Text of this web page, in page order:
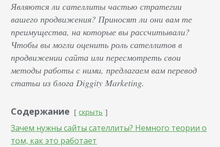
Являются ли сателлиты частью стратегии
вашего продвижения? Приносят ли они вам те
преимущества, на которые вы рассчитывали?
Чтобы вы могли оценить роль сателлитов в
продвижении сайта или пересмотреть свои
методы работы с ними, предлагаем вам перевод
статьи из блога Diggity Marketing.
Содержание скрыть
Зачем нужны сайты сателлиты? Немного теории о
том, как это работает